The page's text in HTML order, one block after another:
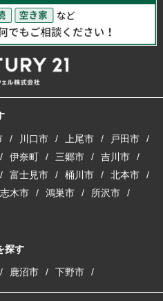
川口市 上尾市
戸田市
伊奈町 三郷市
吉川市
富士見市 桶川市
北本市
志木市 鴻巣市
所沢市
探す
鹿沼市 下野市